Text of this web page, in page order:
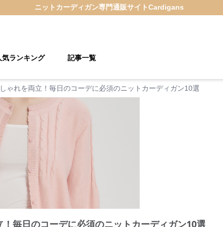
ニットカーディガン専門通販サイトCardigans
気ランキング 記事一覧
ゃれを両立！毎日のコーデに必須のニットカーディガン10選
毎日のコーデに必須のニットカーディガン10選